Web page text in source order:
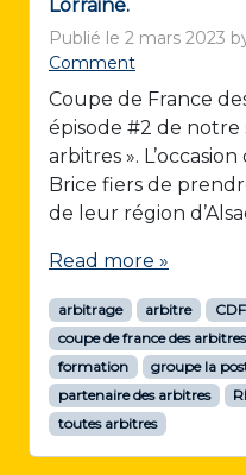
Lorraine.
Publié le 2 mars 2023
Comment
Coupe de France
épisode #2 de notre
arbitres ».
Brice fiers de
de leur région
Read more »
arbitrage arbitre
coupe de france des
formation
groupe la
partenaire des arbitres
toutes arbitres